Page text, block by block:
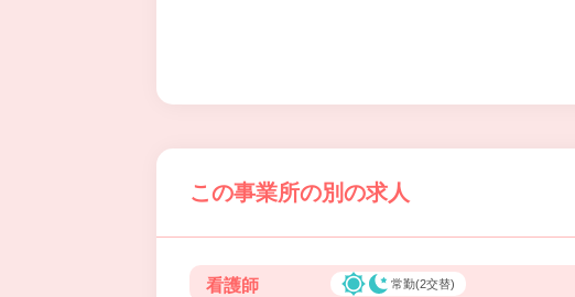
この事業所の別の求人
看護師 常勤(2交替)